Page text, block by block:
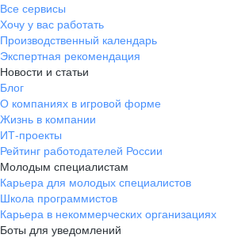
Все сервисы
Хочу у вас работать
Производственный календарь
Экспертная рекомендация
Новости и статьи
Блог
О компаниях в игровой форме
Жизнь в компании
ИТ-проекты
Рейтинг работодателей России
Молодым специалистам
Карьера для молодых специалистов
Школа программистов
Карьера в некоммерческих организациях
Боты для уведомлений